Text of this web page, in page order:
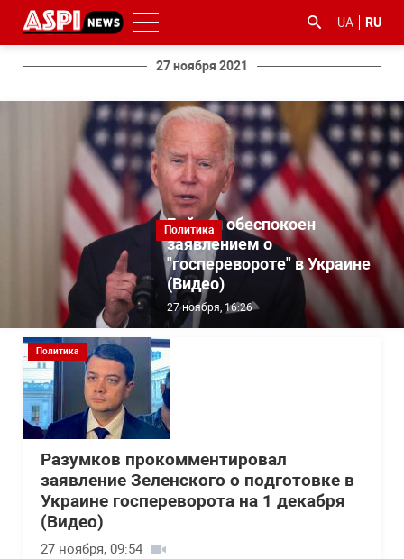
UA RU
27 ноября 2021
Политика
Байден обеспокоен
заявлением о
"госперевороте" в Украине
(Видео)
27 ноября, 16:26
Политика
Разумков прокомментировал
заявление Зеленского о подготовке в
Украине госпереворота на 1 декабря
(Видео)
27 ноября, 09:54
#боротьба
корупцією
#гфс #Киев #коронавірус